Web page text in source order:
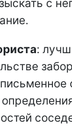
с
: